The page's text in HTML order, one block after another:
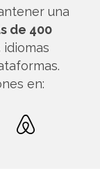
una
de 400
en: